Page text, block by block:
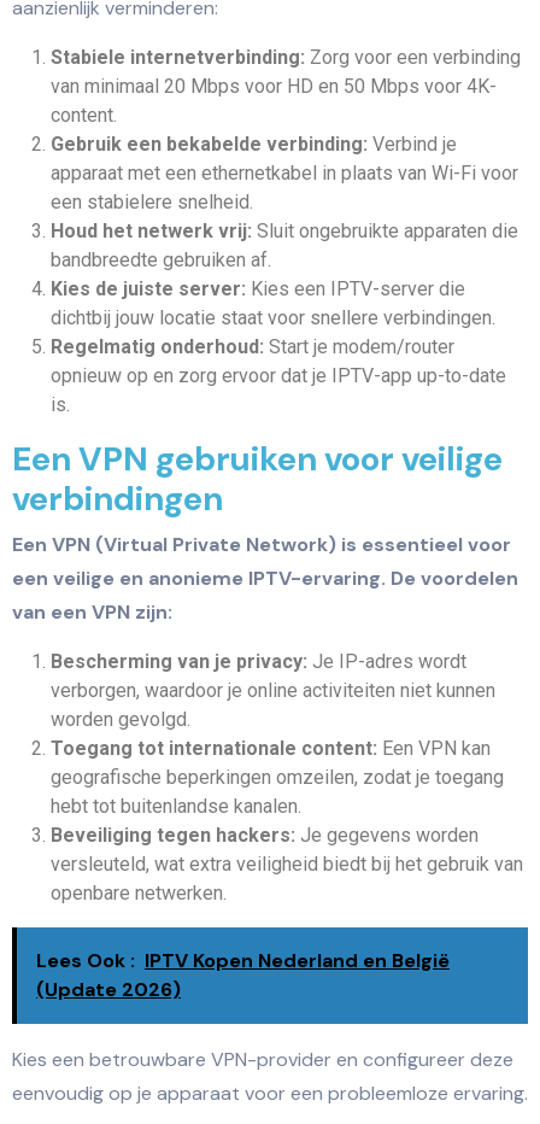
aanzienlijk verminderen:
Stabiele internetverbinding: Zorg voor een verbinding
van minimaal 20 Mbps voor HD en 50 Mbps voor 4K-
content.
Gebruik een bekabelde verbinding: Verbind je
apparaat met een ethernetkabel in plaats van Wi-Fi voor
een stabielere snelheid.
Houd het netwerk vrij: Sluit ongebruikte apparaten die
bandbreedte gebruiken af.
Kies de juiste server: Kies een IPTV-server die
dichtbij jouw locatie staat voor snellere verbindingen.
Regelmatig onderhoud: Start je modem/router
opnieuw op en zorg ervoor dat je IPTV-app up-to-date
is.
Een VPN gebruiken voor veilige
verbindingen
Een VPN (Virtual Private Network) is essentieel voor
een veilige en anonieme IPTV-ervaring. De voordelen
van een VPN zijn:
Bescherming van je privacy: Je IP-adres wordt
verborgen, waardoor je online activiteiten niet kunnen
worden gevolgd.
Toegang tot internationale content: Een VPN kan
geografische beperkingen omzeilen, zodat je toegang
hebt tot buitenlandse kanalen.
Beveiliging tegen hackers: Je gegevens worden
versleuteld, wat extra veiligheid biedt bij het gebruik van
openbare netwerken.
Lees Ook : IPTV Kopen Nederland en België
(Update 2026)
Kies een betrouwbare VPN-provider en configureer deze
eenvoudig op je apparaat voor een probleemloze ervaring.